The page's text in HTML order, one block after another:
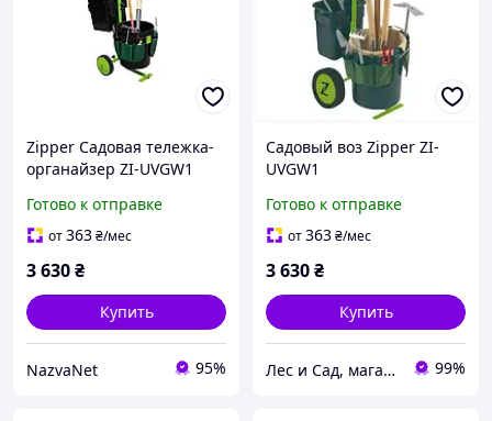
Zipper Садовая тележка-
органайзер ZI-UVGW1
каркас 19 л Пластиковое
ведро с держателем и
Готово к отправке
от363₴/мес
3 630₴
Купить
NazvaNet 95%
Садовый воз Zipper ZI-
UVGW1
Готово к отправке
от363₴/мес
3 630₴
Купить
Лес и Сад, магазин инструментов и садово-парковой техники 99%